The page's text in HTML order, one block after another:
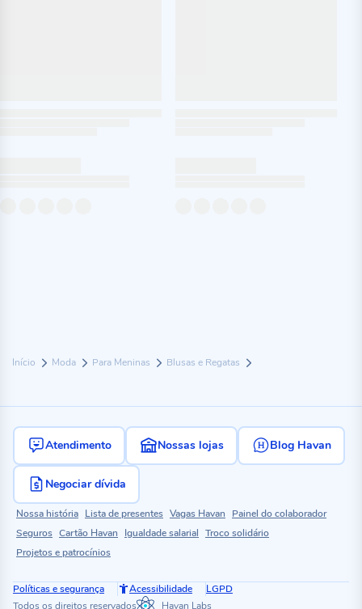
Início Moda Para Meninas Blusas e Regatas
Atendimento Nossas lojas Blog Havan
Negociar dívida
Nossa história Lista de presentes Vagas Havan
Painel do colaborador
Seguros Cartão Havan Igualdade salarial Troco solidário
Projetos e patrocínios
Políticas e segurança Acessibilidade
LGPD
Todos os direitos reservados
Havan Labs